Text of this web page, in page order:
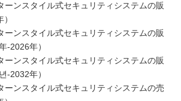
ーンスタイル式セキュリティシステムの販
ーンスタイル式セキュリティシステムの販
-2026年）
ーンスタイル式セキュリティシステムの販
-2032年）
ーンスタイル式セキュリティシステムの売